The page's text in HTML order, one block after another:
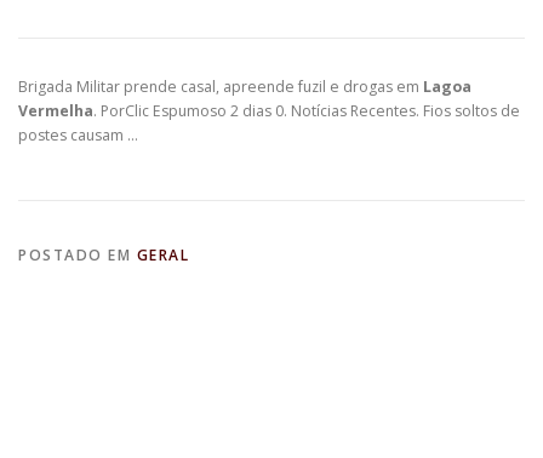
Brigada Militar prende casal, apreende fuzil e drogas em Lagoa
Vermelha. PorClic Espumoso 2 dias 0. Notícias Recentes. Fios soltos de
postes causam …
POSTADO EM GERAL